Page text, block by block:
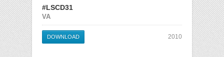
#LSCD31
VA
DOWNLOAD 2010